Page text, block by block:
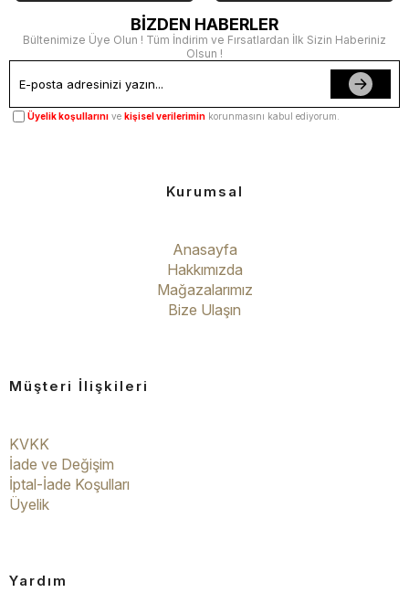
BİZDEN HABERLER
Bültenimize Üye Olun ! Tüm İndirim ve Fırsatlardan İlk Sizin Haberiniz
Olsun !
Üyelik koşullarını ve kişisel verilerimin korunmasını kabul ediyorum.
Kurumsal
Anasayfa
Hakkımızda
Mağazalarımız
Bize Ulaşın
Müşteri İlişkileri
KVKK
İade ve Değişim
İptal-İade Koşulları
Üyelik
Yardım